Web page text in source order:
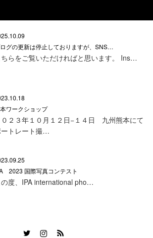
グの更新は停止しておりますが、SNS…
らをご覧いただければと思います。 Ins…
ワークショップ
０２３年１０月１２日−１４日 九州熊本にて
トレート撮…
2023 国際写真コンテスト
の度、IPA international pho…